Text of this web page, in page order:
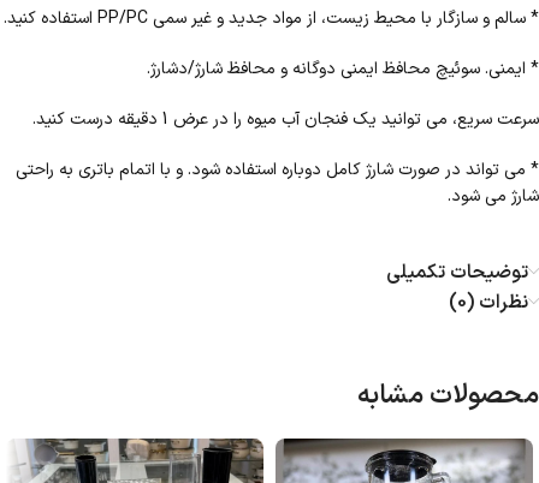
* سالم و سازگار با محیط زیست، از مواد جدید و غیر سمی PP/PC استفاده کنید.
* ایمنی. سوئیچ محافظ ایمنی دوگانه و محافظ شارژ/دشارژ.
سرعت سریع، می توانید یک فنجان آب میوه را در عرض 1 دقیقه درست کنید.
* می تواند در صورت شارژ کامل دوباره استفاده شود. و با اتمام باتری به راحتی
شارژ می شود.
توضیحات تکمیلی
نظرات (0)
محصولات مشابه